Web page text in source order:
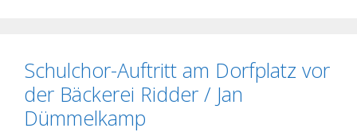
Schulchor-Auftritt am Dorfplatz vor
der Bäckerei Ridder / Jan
Dümmelkamp